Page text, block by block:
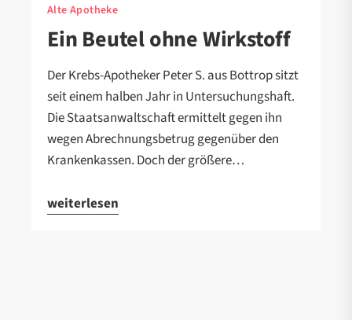
Alte Apotheke
Ein Beutel ohne Wirkstoff
Der Krebs-Apotheker Peter S. aus Bottrop sitzt
seit einem halben Jahr in Untersuchungshaft.
Die Staatsanwaltschaft ermittelt gegen ihn
wegen Abrechnungsbetrug gegenüber den
Krankenkassen. Doch der größere…
weiterlesen